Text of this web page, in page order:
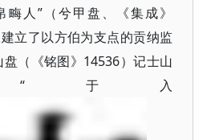
人”（兮甲盘、《集成》
立了以方伯为支点的贡纳监
（《铭图》14536）记士山
于入